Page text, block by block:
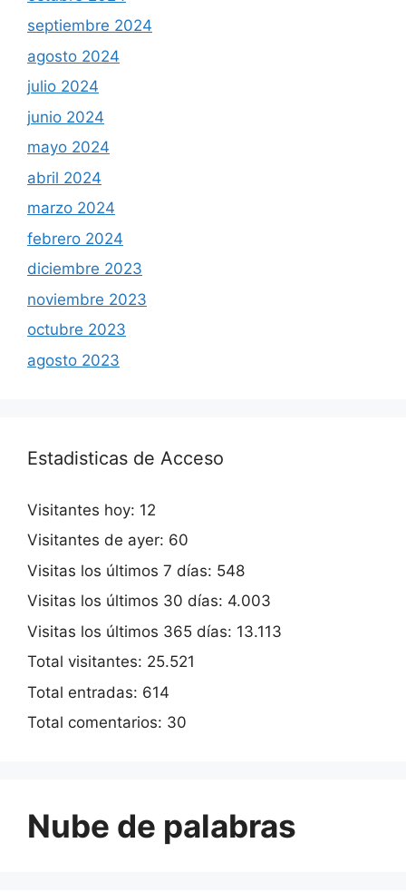
septiembre 2024
agosto 2024
julio 2024
junio 2024
mayo 2024
abril 2024
marzo 2024
febrero 2024
diciembre 2023
noviembre 2023
octubre 2023
agosto 2023
Estadisticas de Acceso
Visitantes hoy: 12
Visitantes de ayer: 60
Visitas los últimos 7 días: 548
Visitas los últimos 30 días: 4.003
Visitas los últimos 365 días: 13.113
Total visitantes: 25.521
Total entradas: 614
Total comentarios: 30
Nube de palabras